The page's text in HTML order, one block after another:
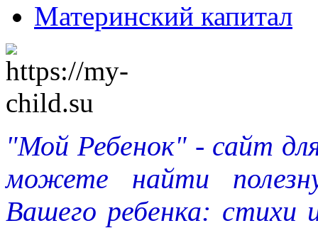
Материнский капитал
"Мой Ребенок" - сайт
можете найти
Вашего ребенка: стихи